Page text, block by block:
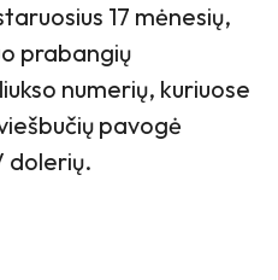
17 mėnesių,
prabangių
numerių, kuriuose
pavogė
dolerių.